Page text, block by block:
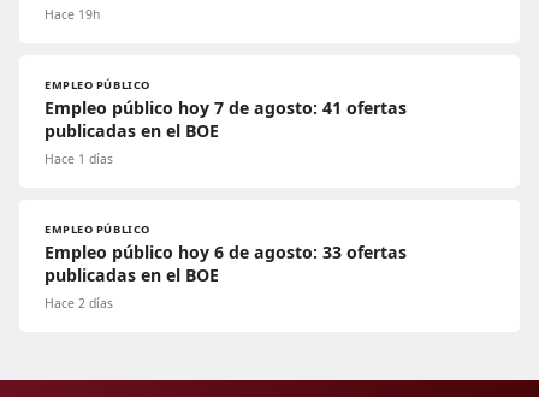
Hace 19h
EMPLEO PÚBLICO
Empleo público hoy 7 de agosto: 41 ofertas
publicadas en el BOE
Hace 1 días
EMPLEO PÚBLICO
Empleo público hoy 6 de agosto: 33 ofertas
publicadas en el BOE
Hace 2 días